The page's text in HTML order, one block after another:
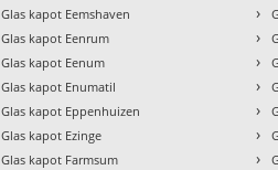
Glas kapot Eemshaven
Glas kapot Eenrum
Glas kapot Eenum
Glas kapot Enumatil
Glas kapot Eppenhuizen
Glas kapot Ezinge
Glas kapot Farmsum
›
›
›
›
›
›
›